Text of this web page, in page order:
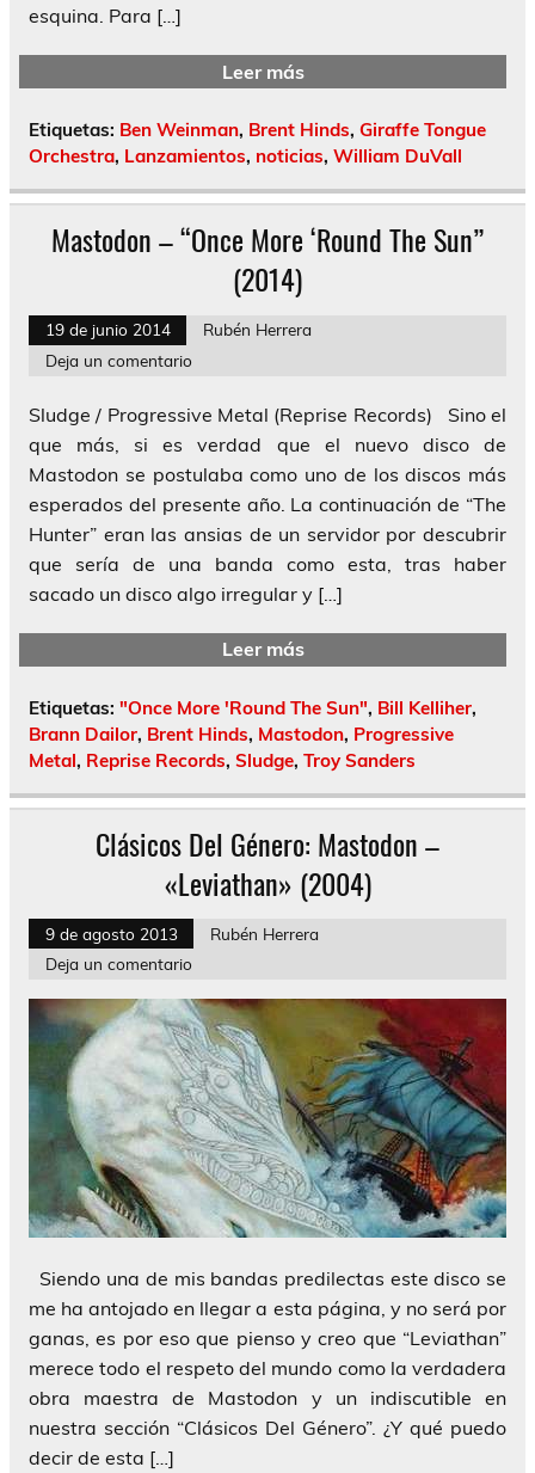
esquina. Para […]
Leer más
Etiquetas: Ben Weinman, Brent Hinds, Giraffe Tongue
Orchestra, Lanzamientos, noticias, William DuVall
Mastodon – “Once More ‘Round The Sun”
(2014)
19 de junio 2014
Rubén Herrera
Deja un comentario
Sludge / Progressive Metal (Reprise Records) Sino el
que más, si es verdad que el nuevo disco de
Mastodon se postulaba como uno de los discos más
esperados del presente año. La continuación de “The
Hunter” eran las ansias de un servidor por descubrir
que sería de una banda como esta, tras haber
sacado un disco algo irregular y […]
Leer más
Etiquetas: "Once More 'Round The Sun", Bill Kelliher,
Brann Dailor, Brent Hinds, Mastodon, Progressive
Metal, Reprise Records, Sludge, Troy Sanders
Clásicos Del Género: Mastodon –
«Leviathan» (2004)
9 de agosto 2013
Rubén Herrera
Deja un comentario
Siendo una de mis bandas predilectas este disco se
me ha antojado en llegar a esta página, y no será por
ganas, es por eso que pienso y creo que “Leviathan”
merece todo el respeto del mundo como la verdadera
obra maestra de Mastodon y un indiscutible en
nuestra sección “Clásicos Del Género”. ¿Y qué puedo
decir de esta […]